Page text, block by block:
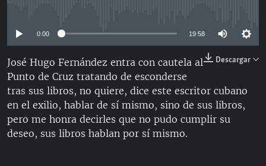
ESPECIALES
LA REALIDAD DE LA VIVIENDA EN CUBA
SER VIEJO EN CUBA
KENTU-CUBANO
LOS SANTOS DE HIALEAH
EDITORIALES
SÍGUENOS
0:00 19:58
Descargar
José Hugo Fernández entra con cautela al
Punto de Cruz tratando de esconderse
tras sus libros, no quiere, dice este escritor cubano
en el exilio, hablar de sí mismo, sino de sus libros,
pero me honra decirles que no pudo cumplir su
deseo, sus libros hablan por sí mismo.